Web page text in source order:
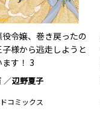
役令嬢、巻き戻ったの
子様から逃走しようと
ます！ 3
辺野夏子
コミックス